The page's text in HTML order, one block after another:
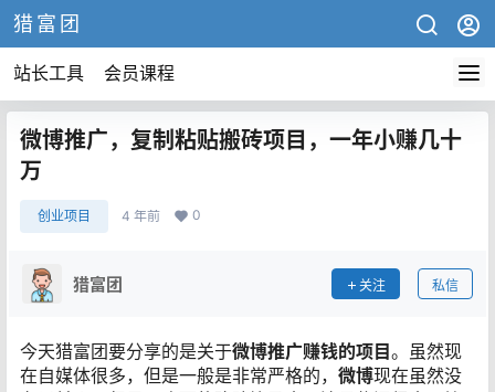
猎富团
站长工具 会员课程
微博推广，复制粘贴搬砖项目，一年小赚几十
万
创业项目 4 年前 0
猎富团 关注 私信
今天猎富团要分享的是关于微博推广赚钱的项目 。虽然现
在自媒体很多，但是一般是非常严格的， 微博现在虽然没